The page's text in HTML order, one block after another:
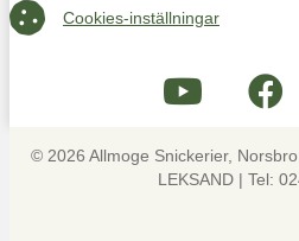
Cookies-inställningar
Cookies-inställningar
© 2026 Allmoge Snickerier,
LEKSAND | Tel: